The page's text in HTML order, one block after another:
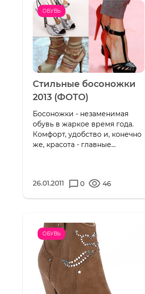
ОБУВЬ
Стильные босоножки
2013 (ФОТО)
Босоножки - незаменимая
обувь в жаркое время года.
Комфорт, удобство и, конечно
же, красота - главные...
26.01.2011 0 46
ОБУВЬ